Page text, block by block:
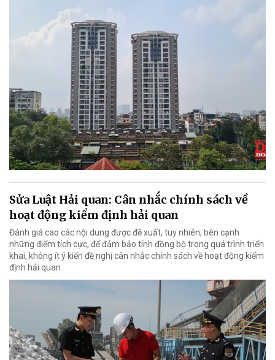
Sửa Luật Hải quan: Cân nhắc chính sách về
hoạt động kiểm định hải quan
Đánh giá cao các nội dung được đề xuất, tuy nhiên, bên cạnh
những điểm tích cực, để đảm bảo tính đồng bộ trong quá trình triển
khai, không ít ý kiến đề nghị cân nhắc chính sách về hoạt động kiểm
định hải quan.